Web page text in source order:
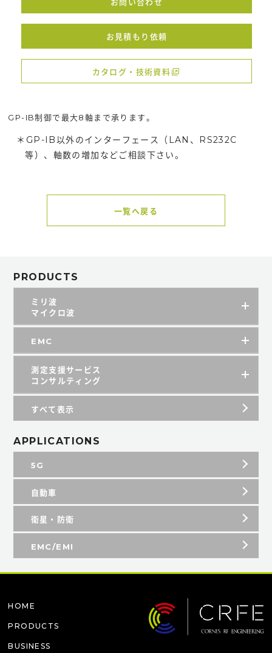
お見積もり依頼
カタログ・技術資料
GP-IB制御で最大8軸まで承ります。
＊GP-IB以外のインターフェース（LAN、RS232C
等）、軸数の増加などご相談下さい。
一覧へ戻る
PRODUCTS
ミリ波
マイクロ波
EMC
測定支援サービス
コンサルティング
すべて表示
APPLICATIONS
5G
自動車
衛星・防衛
EMC/EMI
HOME
PRODUCTS
BUSINESS